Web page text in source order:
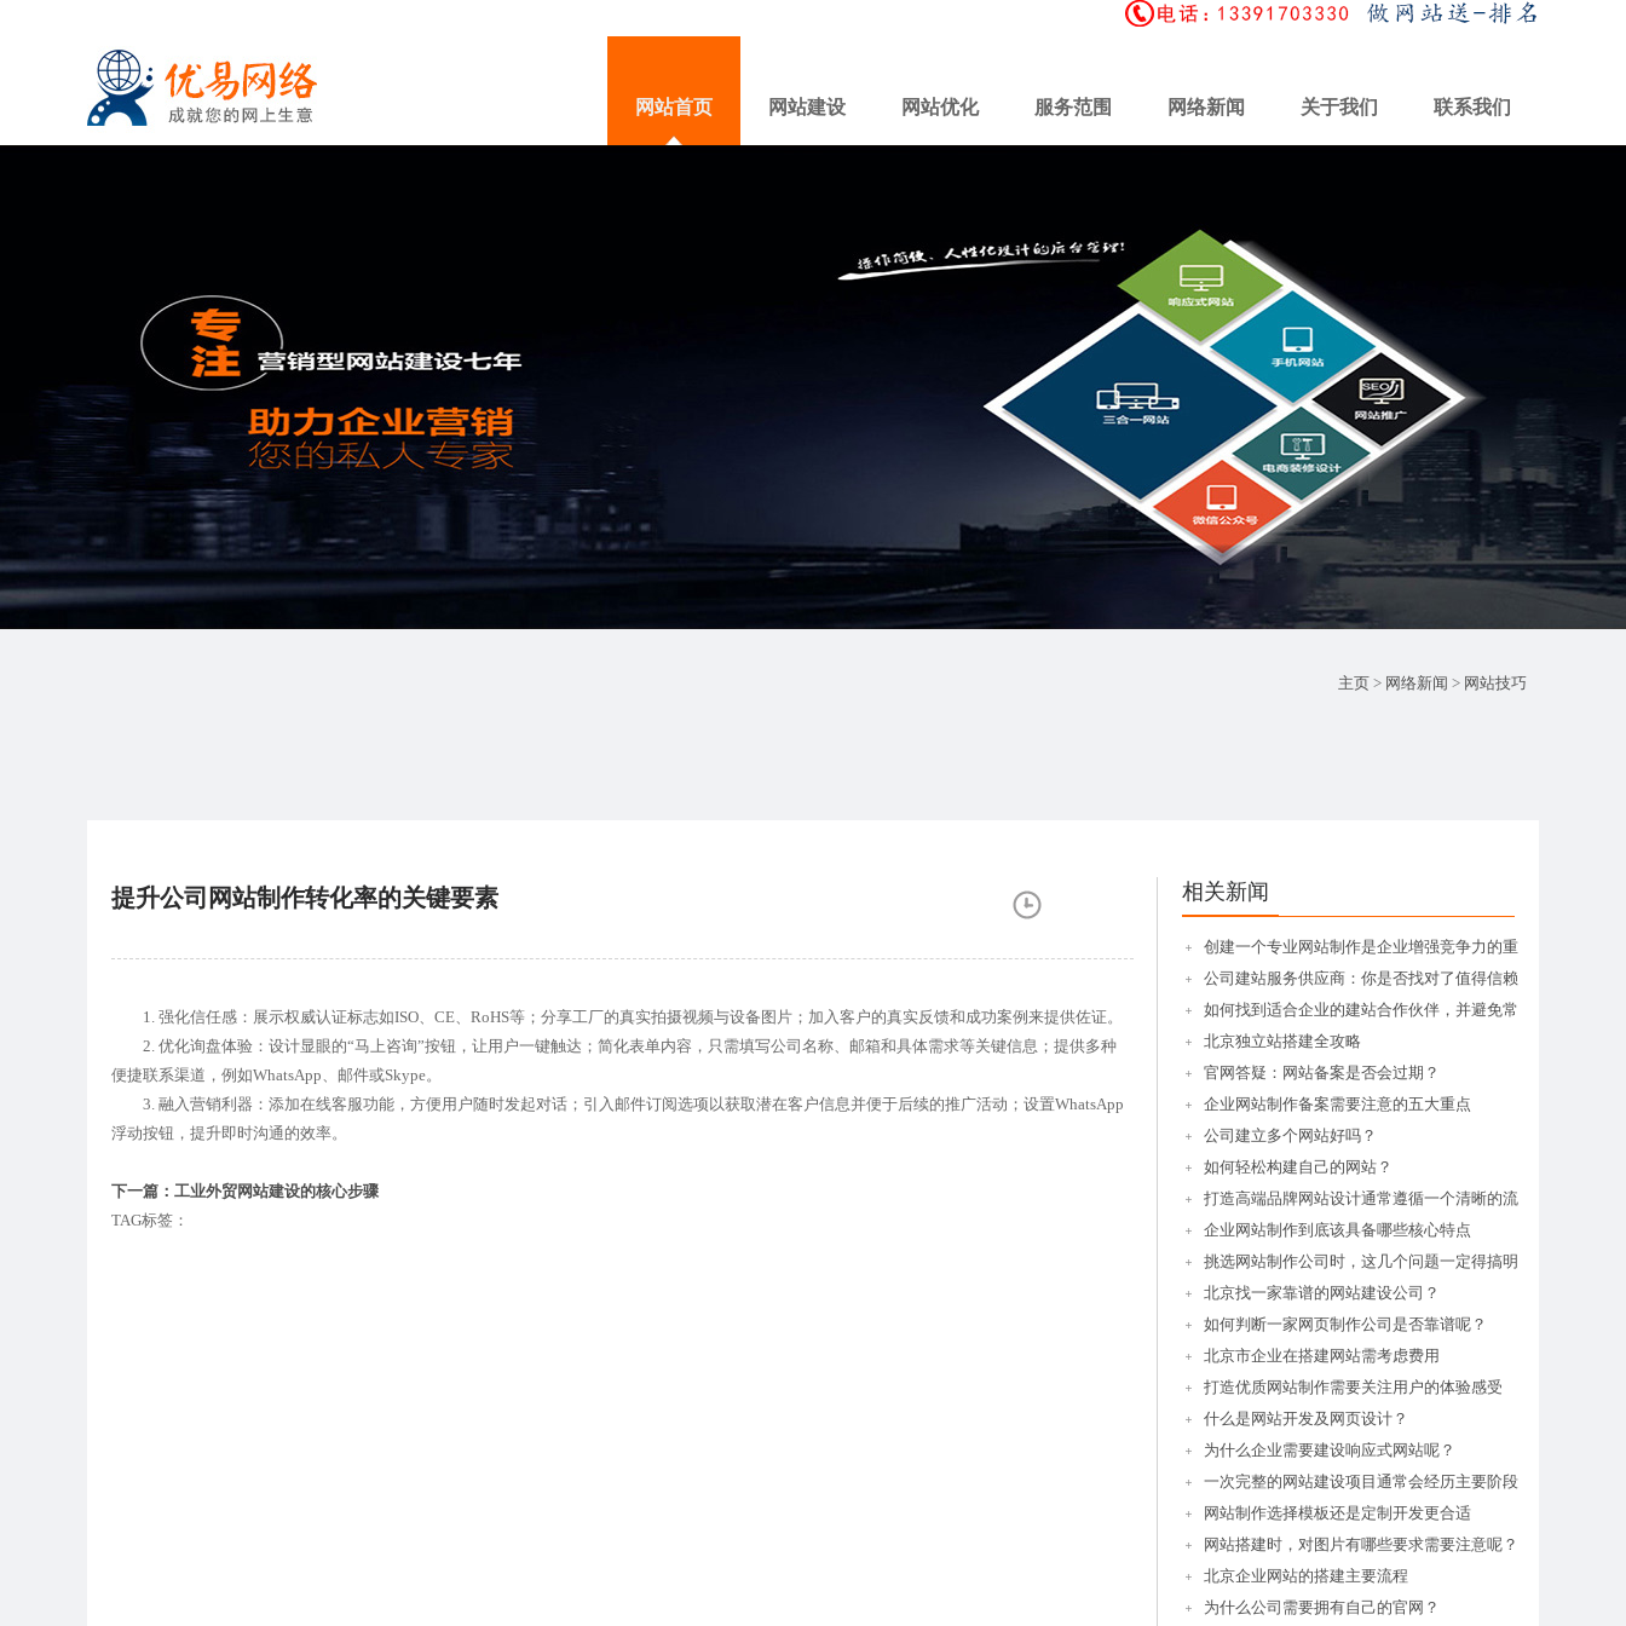
网站首页 网站建设 网站优化 服务范围 网络新闻 关于我们 联系我们
主页 > 网络新闻 > 网站技巧
提升公司网站制作转化率的关键要素
1. 强化信任感：展示权威认证标志如ISO、CE、RoHS等；分享工厂的真实拍摄视频与设备图片；加入客户的真实反馈和成功案例来提供佐证。
2. 优化询盘体验：设计显眼的“马上咨询”按钮，让用户一键触达；简化表单内容，只需填写公司名称、邮箱和具体需求等关键信息；提供多种
便捷联系渠道，例如WhatsApp、邮件或Skype。
3. 融入营销利器：添加在线客服功能，方便用户随时发起对话；引入邮件订阅选项以获取潜在客户信息并便于后续的推广活动；设置WhatsApp
浮动按钮，提升即时沟通的效率。
下一篇：工业外贸网站建设的核心步骤
TAG标签：
相关新闻
创建一个专业网站制作是企业增强竞争力的重
公司建站服务供应商：你是否找对了值得信赖
如何找到适合企业的建站合作伙伴，并避免常
北京独立站搭建全攻略
官网答疑：网站备案是否会过期？
企业网站制作备案需要注意的五大重点
公司建立多个网站好吗？
如何轻松构建自己的网站？
打造高端品牌网站设计通常遵循一个清晰的流
企业网站制作到底该具备哪些核心特点
挑选网站制作公司时，这几个问题一定得搞明
北京找一家靠谱的网站建设公司？
如何判断一家网页制作公司是否靠谱呢？
北京市企业在搭建网站需考虑费用
打造优质网站制作需要关注用户的体验感受
什么是网站开发及网页设计？
为什么企业需要建设响应式网站呢？
一次完整的网站建设项目通常会经历主要阶段
网站制作选择模板还是定制开发更合适
网站搭建时，对图片有哪些要求需要注意呢？
北京企业网站的搭建主要流程
为什么公司需要拥有自己的官网？